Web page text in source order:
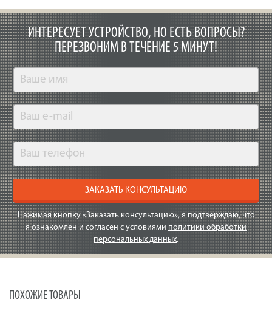
ИНТЕРЕСУЕТ УСТРОЙСТВО, НО ЕСТЬ ВОПРОСЫ?
ПЕРЕЗВОНИМ В ТЕЧЕНИЕ 5 МИНУТ!
ЗАКАЗАТЬ КОНСУЛЬТАЦИЮ
Нажимая кнопку «Заказать консультацию», я подтверждаю, что
я ознакомлен и согласен с условиями политики обработки
персональных данных.
ПОХОЖИЕ ТОВАРЫ